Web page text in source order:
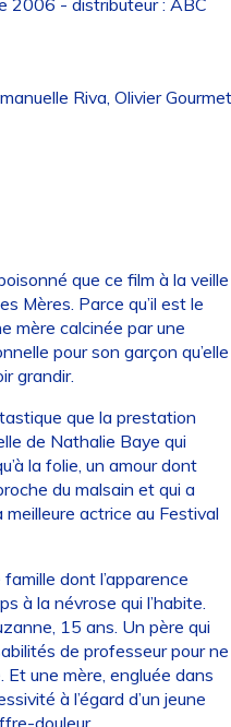
Riva, Olivier Gourmet
que ce film à la veille
Mères. Parce qu’il est le
mère calcinée par une
pour son garçon qu’elle
grandir.
que la prestation
de Nathalie Baye qui
la folie, un amour dont
du malsain et qui a
actrice au Festival
dont l’apparence
à la névrose qui l’habite.
15 ans. Un père qui
de professeur pour ne
une mère, engluée dans
à l’égard d’un jeune